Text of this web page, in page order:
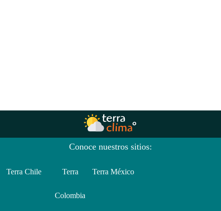
Conoce nuestros sitios:
Terra Chile Terra
Colombia
Terra México